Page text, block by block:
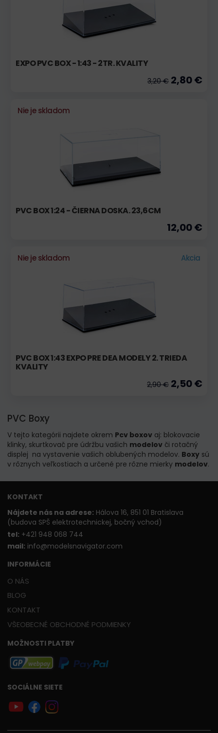
EXPO PVC BOX - 1:43 - 2TR. KVALITY
3,20 € 2,80 €
Nie je skladom
PVC BOX 1:24 - ČIERNA DOSKA. 23,6CM
12,00 €
Nie je skladom Akcia
PVC BOX 1:43 EXPO PRE DEA MODELY 2. TRIEDA
KVALITY
2,90 € 2,50 €
PVC Boxy
V tejto kategórii najdete okrem Pcv boxov aj: blokovacie
klinky, skurtkovač pre údržbu vašich modelov či rotačný
displej na vystavenie vašich oblubených modelov. Boxy sú
v rôznych veľkostiach a určené pre rôzne mierky modelov.
KONTAKT
Nájdete nás na adrese: Hálova 16, 851 01 Bratislava
(budova SPŠ elektrotechnickej, bočný vchod)
tel: +421 948 068 744
mail: info@modelsnavigator.com
INFORMÁCIE
O NÁS
BLOG
KONTAKT
VŠEOBECNÉ OBCHODNÉ PODMIENKY
MOŽNOSTI PLATBY
SOCIÁLNE SIETE